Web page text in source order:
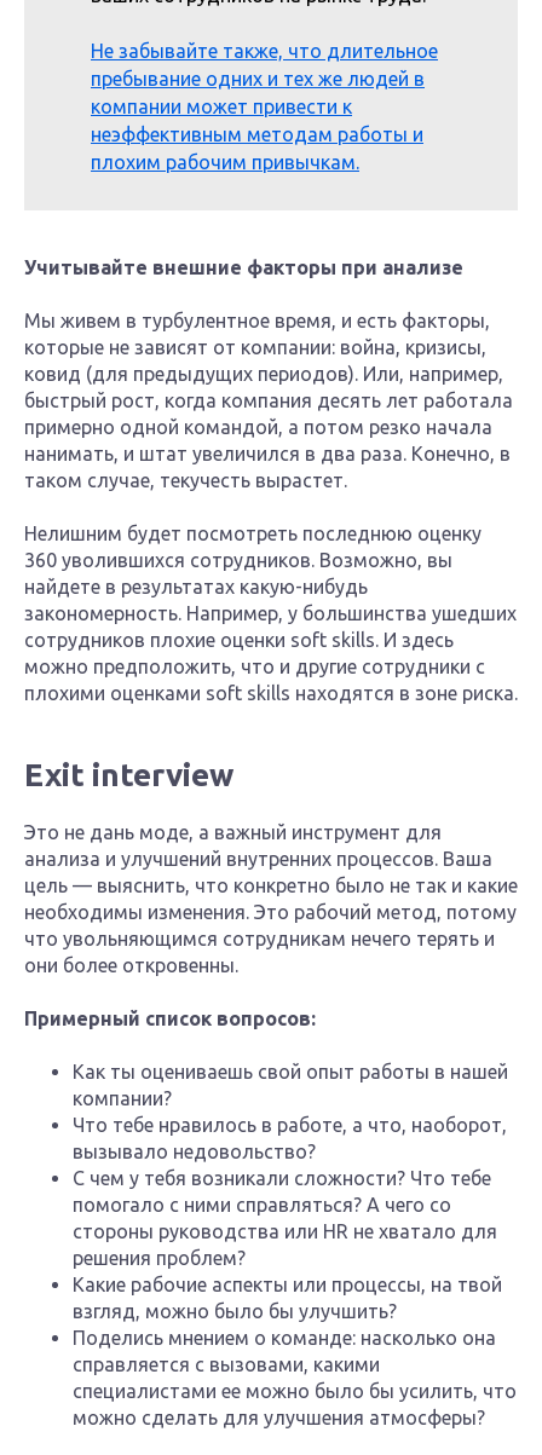
Не забывайте также, что длительное
пребывание одних и тех же людей в
компании может привести к
неэффективным методам работы и
плохим рабочим привычкам​.
Учитывайте внешние факторы при анализе
Мы живем в турбулентное время, и есть факторы,
которые не зависят от компании: война, кризисы,
ковид (для предыдущих периодов). Или, например,
быстрый рост, когда компания десять лет работала
примерно одной командой, а потом резко начала
нанимать, и штат увеличился в два раза. Конечно, в
таком случае, текучесть вырастет.
Нелишним будет посмотреть последнюю оценку
360 уволившихся сотрудников. Возможно, вы
найдете в результатах какую-нибудь
закономерность. Например, у большинства ушедших
сотрудников плохие оценки soft skills. И здесь
можно предположить, что и другие сотрудники с
плохими оценками soft skills находятся в зоне риска.
Exit interview
Это не дань моде, а важный инструмент для
анализа и улучшений внутренних процессов. Ваша
цель — выяснить, что конкретно было не так и какие
необходимы изменения. Это рабочий метод, потому
что увольняющимся сотрудникам нечего терять и
они более откровенны.
Примерный список вопросов:
Как ты оцениваешь свой опыт работы в нашей
компании?
Что тебе нравилось в работе, а что, наоборот,
вызывало недовольство?
С чем у тебя возникали сложности? Что тебе
помогало с ними справляться? А чего со
стороны руководства или HR не хватало для
решения проблем?
Какие рабочие аспекты или процессы, на твой
взгляд, можно было бы улучшить?
Поделись мнением о команде: насколько она
справляется с вызовами, какими
специалистами ее можно было бы усилить, что
можно сделать для улучшения атмосферы?